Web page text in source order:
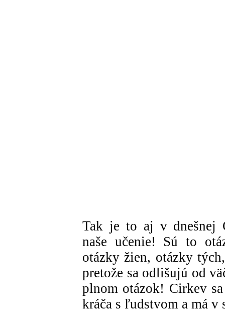
Tak je to aj v dnešnej
naše učenie! Sú to
otázky žien, otázky
pretože sa odlišujú od
plnom otázok! Cirkev
kráča s ľudstvom a má v